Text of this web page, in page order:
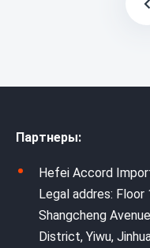
Партнеры:
Hefei Accord
Legal addres: Floor
Shangcheng
District, Yiwu,